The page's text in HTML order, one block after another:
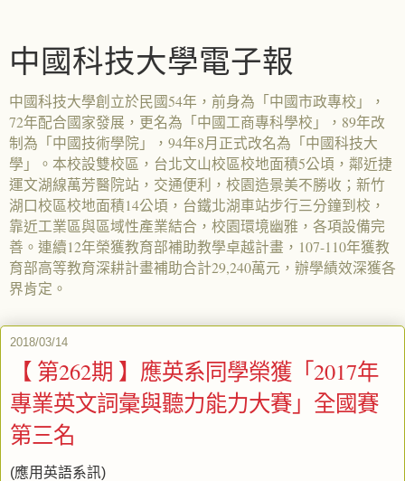
中國科技大學電子報
中國科技大學創立於民國54年，前身為「中國市政專校」，
72年配合國家發展，更名為「中國工商專科學校」，89年改
制為「中國技術學院」，94年8月正式改名為「中國科技大
學」。本校設雙校區，台北文山校區校地面積5公頃，鄰近捷
運文湖線萬芳醫院站，交通便利，校園造景美不勝收；新竹
湖口校區校地面積14公頃，台鐵北湖車站步行三分鐘到校，
靠近工業區與區域性產業結合，校園環境幽雅，各項設備完
善。連續12年榮獲教育部補助教學卓越計畫，107-110年獲教
育部高等教育深耕計畫補助合計29,240萬元，辦學績效深獲各
界肯定。
2018/03/14
【 第262期 】應英系同學榮獲「2017年
專業英文詞彙與聽力能力大賽」全國賽
第三名
(應用英語系訊)